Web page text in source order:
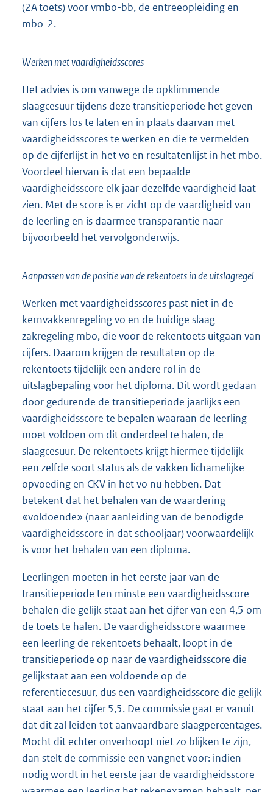
(2A toets) voor vmbo-bb, de entreeopleiding en
mbo-2.
Werken met vaardigheidsscores
Het advies is om vanwege de opklimmende
slaagcesuur tijdens deze transitieperiode het geven
van cijfers los te laten en in plaats daarvan met
vaardigheidsscores te werken en die te vermelden
op de cijferlijst in het vo en resultatenlijst in het mbo.
Voordeel hiervan is dat een bepaalde
vaardigheidsscore elk jaar dezelfde vaardigheid laat
zien. Met de score is er zicht op de vaardigheid van
de leerling en is daarmee transparantie naar
bijvoorbeeld het vervolgonderwijs.
Aanpassen van de positie van de rekentoets in de uitslagregel
Werken met vaardigheidsscores past niet in de
kernvakkenregeling vo en de huidige slaag-
zakregeling mbo, die voor de rekentoets uitgaan van
cijfers. Daarom krijgen de resultaten op de
rekentoets tijdelijk een andere rol in de
uitslagbepaling voor het diploma. Dit wordt gedaan
door gedurende de transitieperiode jaarlijks een
vaardigheidsscore te bepalen waaraan de leerling
moet voldoen om dit onderdeel te halen, de
slaagcesuur. De rekentoets krijgt hiermee tijdelijk
een zelfde soort status als de vakken lichamelijke
opvoeding en CKV in het vo nu hebben. Dat
betekent dat het behalen van de waardering
«voldoende» (naar aanleiding van de benodigde
vaardigheidsscore in dat schooljaar) voorwaardelijk
is voor het behalen van een diploma.
Leerlingen moeten in het eerste jaar van de
transitieperiode ten minste een vaardigheidsscore
behalen die gelijk staat aan het cijfer van een 4,5 om
de toets te halen. De vaardigheidsscore waarmee
een leerling de rekentoets behaalt, loopt in de
transitieperiode op naar de vaardigheidsscore die
gelijkstaat aan een voldoende op de
referentiecesuur, dus een vaardigheidsscore die gelijk
staat aan het cijfer 5,5. De commissie gaat er vanuit
dat dit zal leiden tot aanvaardbare slaagpercentages.
Mocht dit echter onverhoopt niet zo blijken te zijn,
dan stelt de commissie een vangnet voor: indien
nodig wordt in het eerste jaar de vaardigheidsscore